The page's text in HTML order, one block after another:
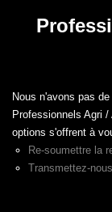
Type de bien
Créer
Nous n'avons pas
Professionnels Agri
options s'offrent à
Re-soumettre la
Transmettez-